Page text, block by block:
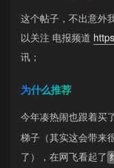
这个帖子，不出意外
以关注 电报频道
讯；
为什么推荐
今年凑热闹也跟着买
梯子（其实这会带来
了），在网飞看起了